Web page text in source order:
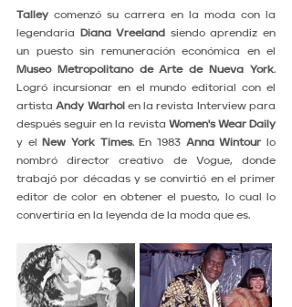
Talley comenzó su carrera en la moda con la
legendaria
Diana Vreeland
siendo aprendiz en
Museo Metropolitano de Arte de Nueva York.
Logró incursionar en el mundo editorial con el
artista Andy Warhol en la revista Interview para
después seguir en la revista Women's Wear Daily
y el
New York Times. En 1983 Anna Wintour lo
nombró director creativo de Vogue, donde
trabajó por décadas y se convirtió en el primer
editor de color en obtener el puesto, lo cual lo
convertiría en la leyenda de la moda que es.